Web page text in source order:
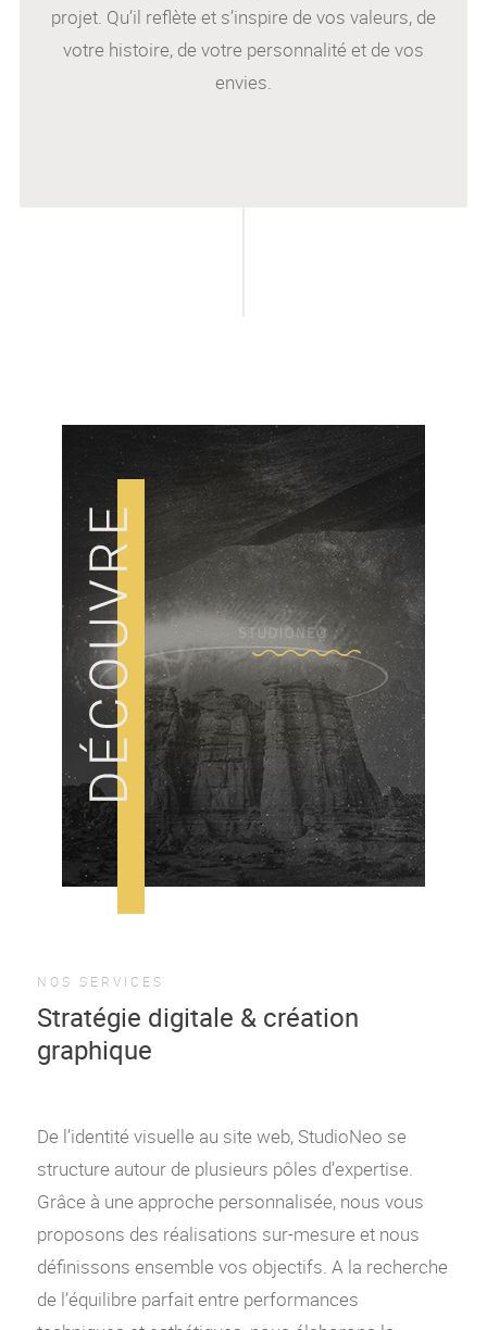
projet. Qu’il reflète et s’inspire de vos valeurs, de
votre histoire, de votre personnalité et de vos
envies.
NOS SERVICES
Stratégie digitale & création
graphique
De l’identité visuelle au site web, StudioNeo se
structure autour de plusieurs pôles d’expertise.
Grâce à une approche personnalisée, nous vous
proposons des réalisations sur-mesure et nous
définissons ensemble vos objectifs. A la recherche
de l’équilibre parfait entre performances